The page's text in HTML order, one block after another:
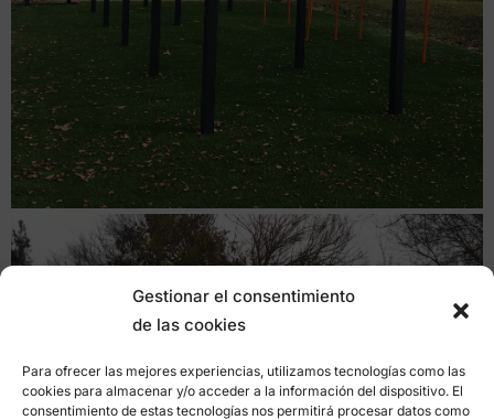
Gestionar el consentimiento
de las cookies
Para ofrecer las mejores experiencias, utilizamos tecnologías como las
cookies para almacenar y/o acceder a la información del dispositivo. El
consentimiento de estas tecnologías nos permitirá procesar datos como